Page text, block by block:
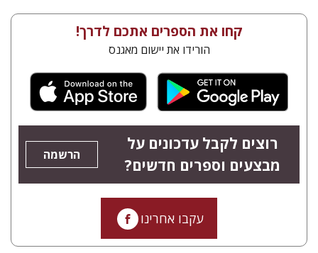
קחו את הספרים אתכם לדרך!
הורידו את יישום מאגנס
רוצים לקבל עדכונים על
מבצעים וספרים חדשים?
הרשמה
עקבו אחרינו